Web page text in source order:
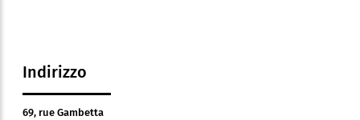
Indirizzo
69, rue Gambetta